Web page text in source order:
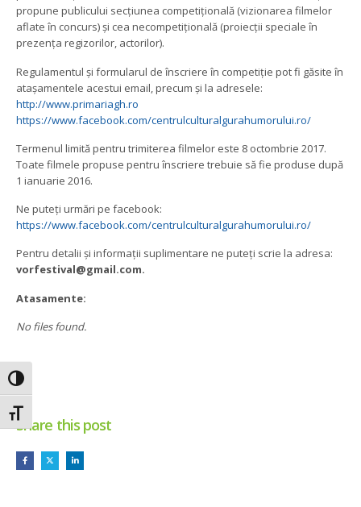
Toggle High Contrast
Toggle Font size
propune publicului secțiunea competițională (vizionarea filmelor
aflate în concurs) și cea necompetițională (proiecții speciale în
prezența regizorilor, actorilor).
Regulamentul și formularul de înscriere în competiție pot fi găsite în
atașamentele acestui email, precum și la adresele:
http://www.primariagh.ro
https://www.facebook.com/centrulculturalgurahumorului.ro/
Termenul limită pentru trimiterea filmelor este 8 octombrie 2017.
Toate filmele propuse pentru înscriere trebuie să fie produse după
1 ianuarie 2016.
Ne puteți urmări pe facebook:
https://www.facebook.com/centrulculturalgurahumorului.ro/
Pentru detalii și informații suplimentare ne puteți scrie la adresa:
vorfestival@gmail.com.
Atasamente:
No files found.
Share this post